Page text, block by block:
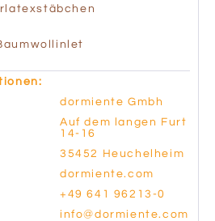
dormiente Gmbh
Auf dem langen Furt
14-16
35452 Heuchelheim
dormiente.com
+49 641 96213-0
info@dormiente.com